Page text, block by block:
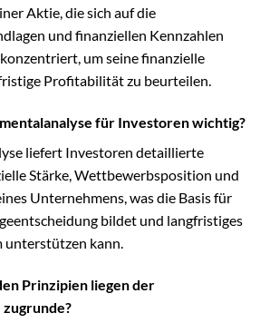
Aktie, die sich auf die
und finanziellen Kennzahlen
um seine finanzielle
Profitabilität zu beurteilen.
für Investoren wichtig?
liefert Investoren detaillierte
Stärke, Wettbewerbsposition und
Unternehmens, was die Basis für
bildet und langfristiges
unterstützen kann.
Prinzipien liegen der
zugrunde?